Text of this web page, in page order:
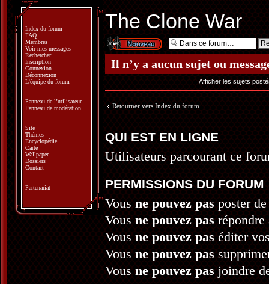
The Clone War
Écrire un nouveau
sujet
Il n’y a aucun sujet ou
Afficher les sujets
Retourner vers Index du forum
QUI EST EN LIGNE
Utilisateurs parcourant ce
PERMISSIONS DU FORUM
Vous ne pouvez pas poster
Vous ne pouvez pas répondre
Vous ne pouvez pas éditer
Vous ne pouvez pas
Vous ne pouvez pas joindre
Index du forum
FAQ
Membres
Voir mes messages
Rechercher
Inscription
Connexion
Déconnexion
L’équipe du forum
Panneau de l’utilisateur
Panneau de modération
Site
Thèmes
Encyclopédie
Carte
Wallpaper
Dossiers
Contact
Partenariat